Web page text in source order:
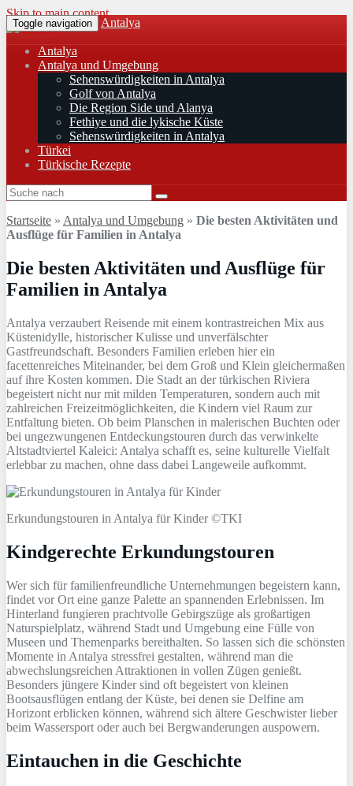
Skip to main content
Toggle navigation Antalya
Antalya
Antalya und Umgebung
Sehenswürdigkeiten in Antalya
Golf von Antalya
Die Region Side und Alanya
Fethiye und die lykische Küste
Sehenswürdigkeiten in Antalya
Türkei
Türkische Rezepte
Startseite » Antalya und Umgebung » Die besten Aktivitäten und
Ausflüge für Familien in Antalya
Die besten Aktivitäten und Ausflüge für
Familien in Antalya
Antalya verzaubert Reisende mit einem kontrastreichen Mix aus
Küstenidylle, historischer Kulisse und unverfälschter
Gastfreundschaft. Besonders Familien erleben hier ein
facettenreiches Miteinander, bei dem Groß und Klein gleichermaßen
auf ihre Kosten kommen. Die Stadt an der türkischen Riviera
begeistert nicht nur mit milden Temperaturen, sondern auch mit
zahlreichen Freizeitmöglichkeiten, die Kindern viel Raum zur
Entfaltung bieten. Ob beim Planschen in malerischen Buchten oder
bei ungezwungenen Entdeckungstouren durch das verwinkelte
Altstadtviertel Kaleici: Antalya schafft es, seine kulturelle Vielfalt
erlebbar zu machen, ohne dass dabei Langeweile aufkommt.
Erkundungstouren in Antalya für Kinder ©TKI
Kindgerechte Erkundungstouren
Wer sich für familienfreundliche Unternehmungen begeistern kann,
findet vor Ort eine ganze Palette an spannenden Erlebnissen. Im
Hinterland fungieren prachtvolle Gebirgszüge als großartigen
Naturspielplatz, während Stadt und Umgebung eine Fülle von
Museen und Themenparks bereithalten. So lassen sich die schönsten
Momente in Antalya stressfrei gestalten, während man die
abwechslungsreichen Attraktionen in vollen Zügen genießt.
Besonders jüngere Kinder sind oft begeistert von kleinen
Bootsausflügen entlang der Küste, bei denen sie Delfine am
Horizont erblicken können, während sich ältere Geschwister lieber
beim Wassersport oder auch bei Bergwanderungen auspowern.
Eintauchen in die Geschichte